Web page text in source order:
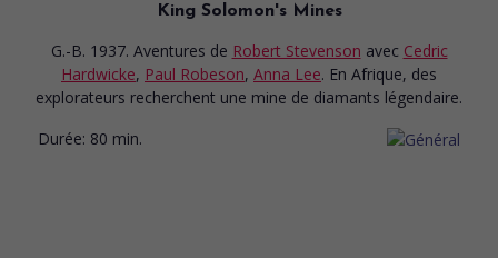
King Solomon's Mines
G.-B. 1937. Aventures de Robert Stevenson avec Cedric
Hardwicke, Paul Robeson, Anna Lee. En Afrique, des
explorateurs recherchent une mine de diamants légendaire.
Durée: 80 min.